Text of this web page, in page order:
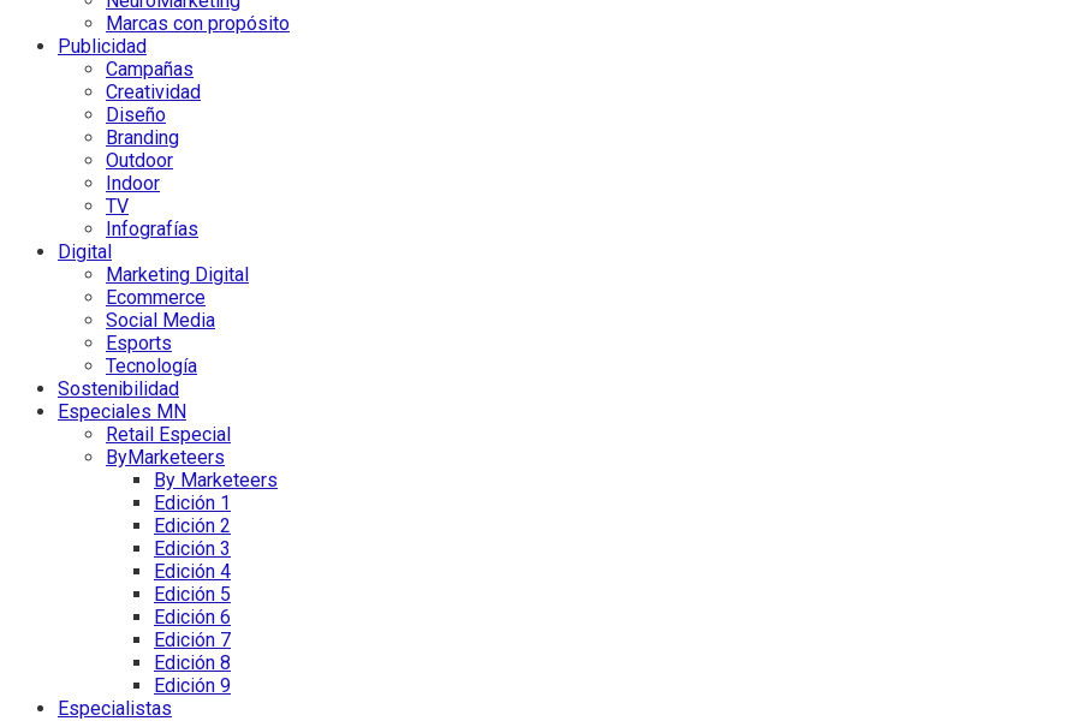
Marcas con propósito
Publicidad
Campañas
Creatividad
Diseño
Branding
Outdoor
Indoor
TV
Infografías
Digital
Marketing Digital
Ecommerce
Social Media
Esports
Tecnología
Sostenibilidad
Especiales MN
Retail Especial
ByMarketeers
By Marketeers
Edición 1
Edición 2
Edición 3
Edición 4
Edición 5
Edición 6
Edición 7
Edición 8
Edición 9
Especialistas